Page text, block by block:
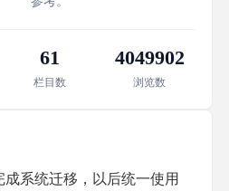
61
栏目数
4049902
浏览数
成系统迁移，以后统一使用